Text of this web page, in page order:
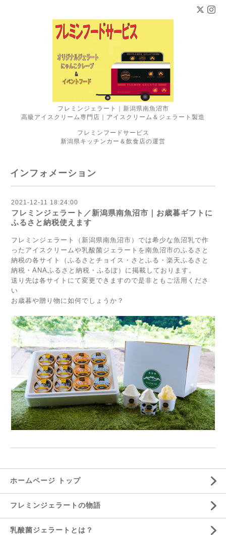
フレミンジェラート｜新潟県南魚沼市
高級アイスクリーム専門店｜アイスクリーム＆ジェラート製造
フレミンフードサービス
新潟県キッチンカー＆飲食店の運営
インフォメーション
2021-12-11 18:24:00
フレミンジェラート／新潟県南魚沼市｜お歳暮ギフトに
ふるさと納税使えます
フレミンジェラート（新潟県南魚沼市）では希少な魚沼乳で作
ったアイスクリームや乳酸菌ジェラートを南魚沼市のふるさと
納税の各サイト（ふるさとチョイス・さとふる・楽天ふるさと
納税・ANAふるさと納税・ふるぽ）に掲載しております。
送り先は各サイトにて変更できますので是非ともご活用くださ
い
お歳暮や贈り物に如何でしょうか？
ホームページ トップ
フレミンジェラートの物語
乳酸菌ジェラートとは？